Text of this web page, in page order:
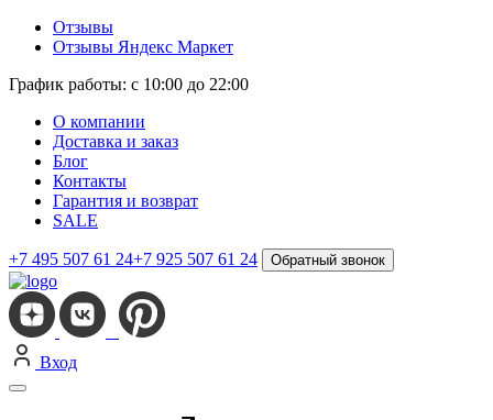
Отзывы
Отзывы Яндекс Маркет
График работы: с 10:00 до 22:00
О компании
Доставка и заказ
Блог
Контакты
Гарантия и возврат
SALE
+7 495 507 61 24+7 925 507 61 24 Обратный звонок
Вход